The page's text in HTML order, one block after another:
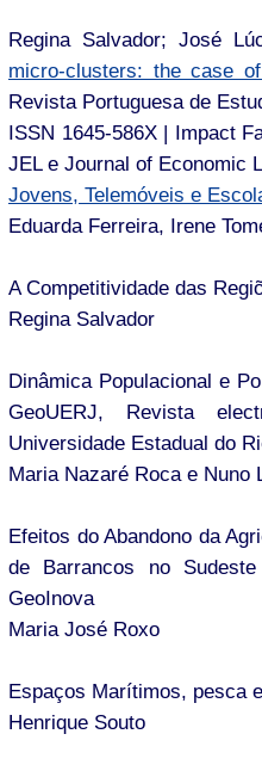
Regina Salvador; José
micro-clusters: the case
Revista Portuguesa de
ISSN 1645-586X | Impact
JEL e Journal of Economic
Jovens, Telemóveis e
Eduarda Ferreira, Irene
A Competitividade das
Regina Salvador
Dinâmica Populacional e
GeoUERJ, Revista
Universidade Estadual do
Maria Nazaré Roca e Nuno
Efeitos do Abandono da
de Barrancos no
GeoInova
Maria José Roxo
Espaços Marítimos, pesca
Henrique Souto